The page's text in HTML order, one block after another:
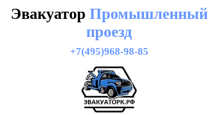
Эвакуатор Промышленный
проезд
+7(495)968-98-85